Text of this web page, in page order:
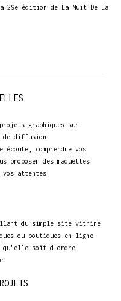
29e édition de La Nuit De La
graphiques sur
de diffusion.
comprendre vos
proposer des maquettes
attentes.
du simple site vitrine
ou boutiques en ligne.
qu'elle soit d'ordre